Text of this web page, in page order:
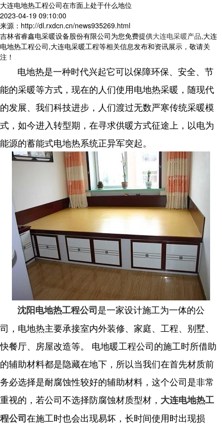
大连电地热工程公司在市面上处于什么地位
2023-04-19 09:10:00
来源：http://dl.rxdcn.cn/news935269.html
吉林省睿鑫电采暖设备股份有限公司为您免费提供大连电采暖产品,大连
电地热工程公司,大连电采暖工程等相关信息发布和资讯展示，敬请关
注！
电地热是一种时代兴起它可以保障环保、安全、节
能的采暖等方式，现在的人们使用电地热采暖，随现代
的发展、我们科技进步，人们渡过无数严寒传统采暖模
式，如今进入转型期，在寻求供暖方式征途上，以电为
能源的蓄能式电地热系统正异军突起。
沈阳电地热工程公司是一家设计施工为一体的公
司，电地热主要承接室内外装修、家庭、工程、别墅、
快餐厅、房屋改造等。 电地暖工程公司的施工时所借助
的辅助材料都是隐藏在地下，所以当我们在首先材质前
务必选择是耐腐蚀性较好的辅助材料，这个公司是非常
重视的，若公司不选择防腐蚀材质型材， 大连电地热工
程公司在施工时也会出现易坏，长时间使用时出现损